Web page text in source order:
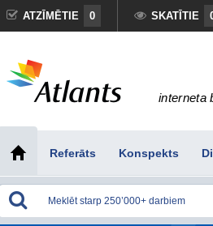
ATZĪMĒTIE 0 SKATĪTIE
interneta
Referāts Konspekts